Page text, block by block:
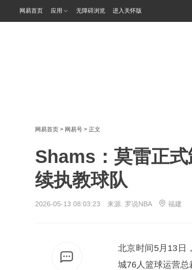
网易首页 应用 无障碍浏览 进入关怀版
网易首页 > 网易号 > 正文
Shams：莫雷正
续执教球队
2026-05-13 08:03:23 来源: 罗说NBA 福建
北京时间5月13日
城76人篮球运营